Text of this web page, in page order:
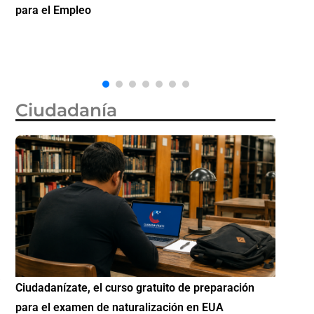
qué debes saber sobre los intentos de exigir
Ciudadanía
Si eres residente ingresa a Ciudadanízate, el curso
gratuito de preparación para el examen de